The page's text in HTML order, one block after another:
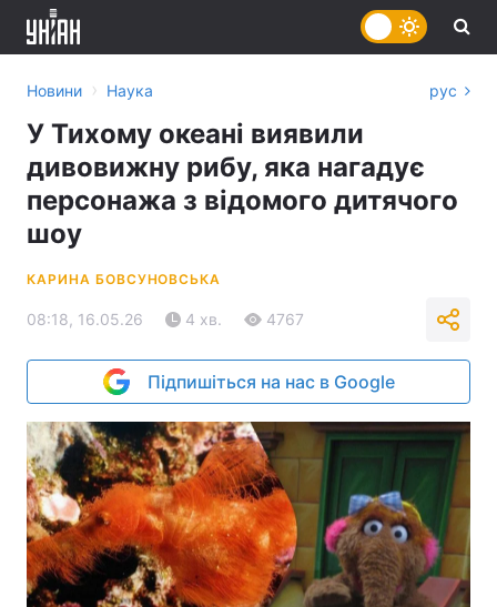
Новини › Наука рус
У Тихому океані виявили
дивовижну рибу, яка нагадує
персонажа з відомого дитячого
шоу
КАРИНА БОВСУНОВСЬКА
08:18, 16.05.26 4 хв. 4767
Підпишіться на нас в Google